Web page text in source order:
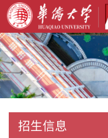
招生信息